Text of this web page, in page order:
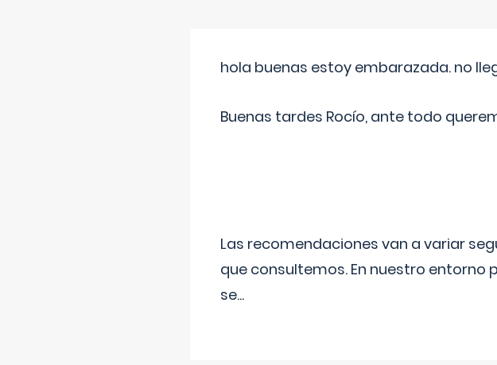
hola buenas estoy embarazada. no
Buenas tardes Rocío, ante todo
Las recomendaciones van a variar
que consultemos. En nuestro entorno
se...